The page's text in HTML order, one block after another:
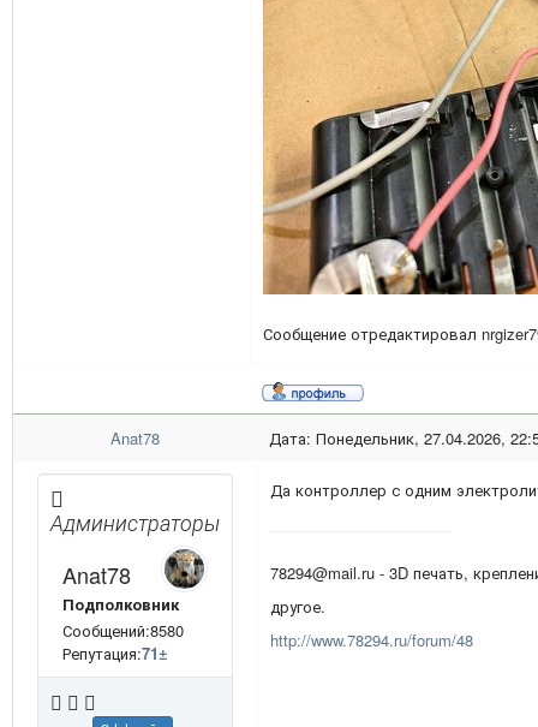
Сообщение отредактировал
Anat78 Дата: Понедельник, 27.04.2026,
Администраторы
Anat78
Подполковник
Сообщений:8580
Репутация:71±
Да контроллер с одним
78294@mail.ru - 3D печать,
другое.
http://www.78294.ru/forum/48